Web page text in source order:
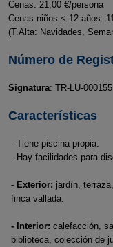
Cenas: 21,00 €/persona
Cenas niños < 12 años:
(T.Alta: Navidades,
Número de
Signatura: TR-LU-000155
Características
- Tiene piscina propia.
- Hay facilidades para
- Exterior: jardín,
finca vallada.
- Interior: calefacción,
biblioteca, colección de